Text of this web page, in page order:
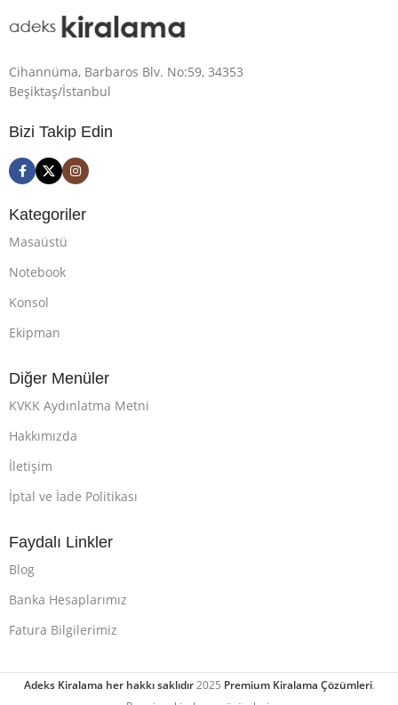
Cihannüma, Barbaros Blv. No:59, 34353
Beşiktaş/İstanbul
Bizi Takip Edin
Kategoriler
Masaüstü
Notebook
Konsol
Ekipman
Diğer Menüler
KVKK Aydınlatma Metni
Hakkımızda
İletişim
İptal ve İade Politikası
Faydalı Linkler
Blog
Banka Hesaplarımız
Fatura Bilgilerimiz
Adeks Kiralama her hakkı saklıdır 2025 Premium Kiralama Çözümleri.